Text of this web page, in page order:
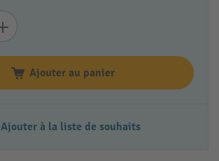
Ajouter au panier
Ajouter à la liste de souhaits